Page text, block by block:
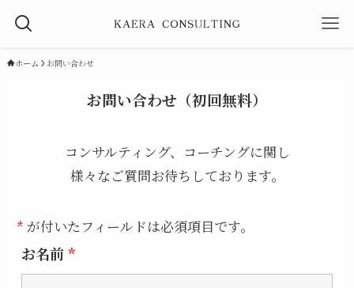
ホーム お問い合わせ
お問い合わせ（初回無料）
コンサルティング、コーチングに関し
様々なご質問お待ちしております。
* が付いたフィールドは必須項目です。
お名前 *